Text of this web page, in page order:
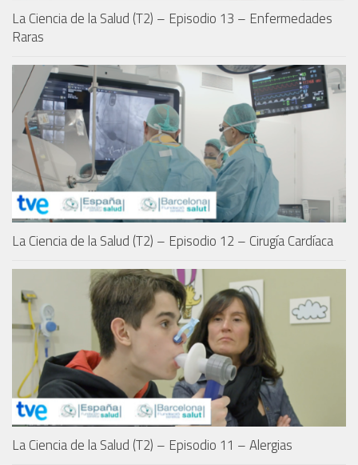
La Ciencia de la Salud (T2) – Episodio 13 – Enfermedades
Raras
La Ciencia de la Salud (T2) – Episodio 12 – Cirugía Cardíaca
La Ciencia de la Salud (T2) – Episodio 11 – Alergias